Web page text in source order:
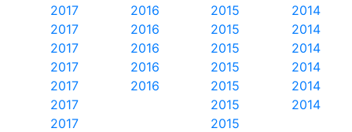
2017
2017
2017
2017
2017
2017
2017
2016
2016
2016
2016
2016
2015
2015
2015
2015
2015
2015
2015
2014
2014
2014
2014
2014
2014